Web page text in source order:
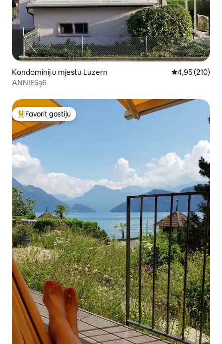
Kondominij u mjestu Luzern Prosječna
4,95 (210)
ANNIESạ6
Glavni favorit gostiju
Favorit gostiju